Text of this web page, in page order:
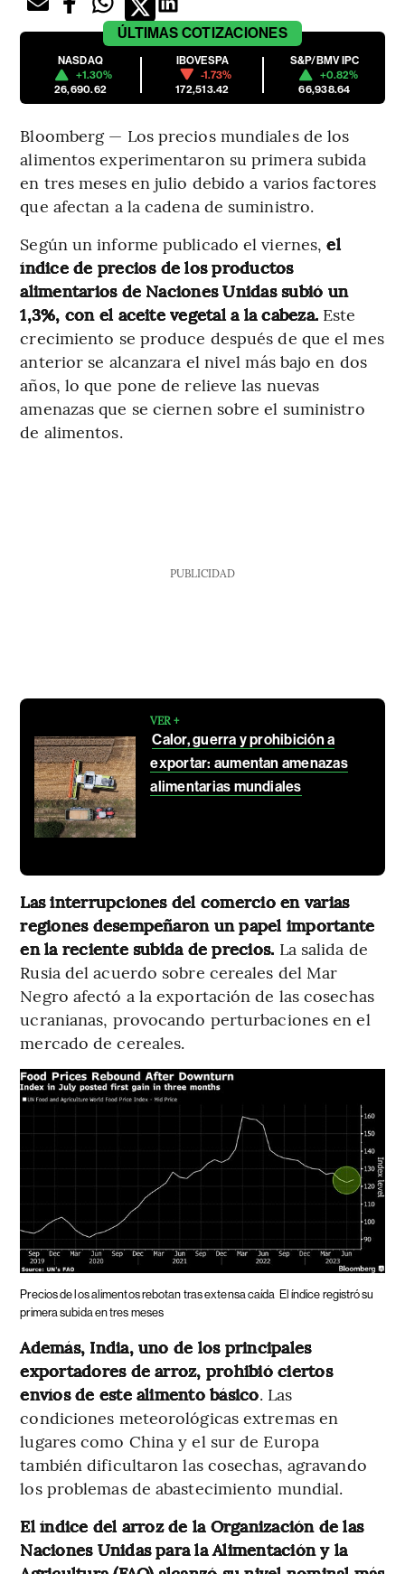
ÚLTIMAS COTIZACIONES
NASDAQ
+1.30%
26,690.62
IBOVESPA
-1.73%
172,513.42
S&P/BMV IPC
+0.82%
66,938.64
Bloomberg — Los precios mundiales de los
alimentos experimentaron su primera subida
en tres meses en julio debido a varios factores
que afectan a la cadena de suministro.
Según un informe publicado el viernes,el
índice de precios de los productos
alimentarios de Naciones Unidas subió un
1,3%, con el aceite vegetal a la cabeza. Este
crecimiento se produce después de que el mes
anterior se alcanzara el nivel más bajo en dos
años, lo que pone de relieve las nuevas
amenazas que se ciernen sobre el suministro
de alimentos.
PUBLICIDAD
VER +
Calor, guerra y prohibición a
exportar: aumentan amenazas
alimentarias mundiales
Las interrupciones del comercio en varias
regiones desempeñaron un papel importante
en la reciente subida de precios. La salida de
Rusia del acuerdo sobre cereales del Mar
Negro afectó a la exportación de las cosechas
ucranianas, provocando perturbaciones en el
mercado de cereales.
Precios de los alimentos rebotan tras extensa caída El índice registró su
primera subida en tres meses
Además, India, uno de los principales
exportadores de arroz, prohibió ciertos
envíos de este alimento básico. Las
condiciones meteorológicas extremas en
lugares como China y el sur de Europa
también dificultaron las cosechas, agravando
los problemas de abastecimiento mundial.
El índice del arroz de la Organización de las
Naciones Unidas para la Alimentación y la